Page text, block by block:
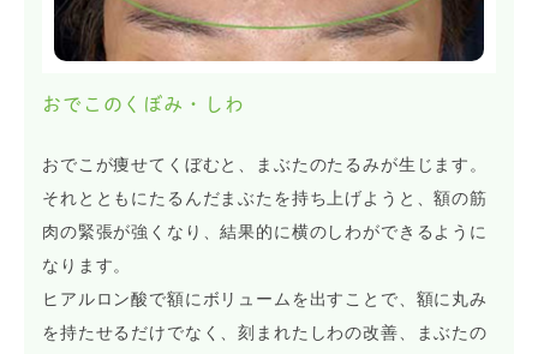
おでこのくぼみ・しわ
おでこが痩せてくぼむと、まぶたのたるみが生じます。
それとともにたるんだまぶたを持ち上げようと、額の筋
肉の緊張が強くなり、結果的に横のしわができるように
なります。
ヒアルロン酸で額にボリュームを出すことで、額に丸み
を持たせるだけでなく、刻まれたしわの改善、まぶたの